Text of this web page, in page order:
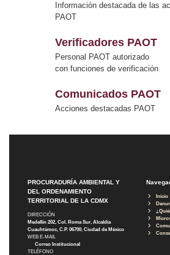
Información destacada de las
PAOT
Verificadores PAOT
Personal PAOT autorizado
con funciones de verificación
Comunicados PAOT
Acciones destacadas PAOT
PROCURADURÍA AMBIENTAL Y
DEL ORDENAMIENTO
TERRITORIAL DE LA CDMX
DIRECCIÓN
Medellín 202, Col. Roma Sur, Alcaldía
Cuauhtémoc, C.P. 06700, Ciudad de México
WEB E-MAIL
Correo Institucional
TELÉFONO
Inicio